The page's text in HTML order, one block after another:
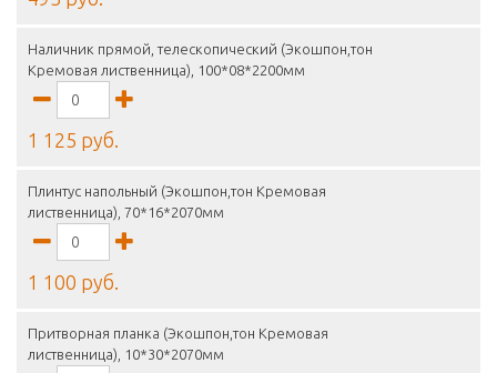
Наличник прямой, телескопический (Экошпон,тон
Кремовая лиственница), 100*08*2200мм
1 125 руб.
Плинтус напольный (Экошпон,тон Кремовая
лиственница), 70*16*2070мм
1 100 руб.
Притворная планка (Экошпон,тон Кремовая
лиственница), 10*30*2070мм